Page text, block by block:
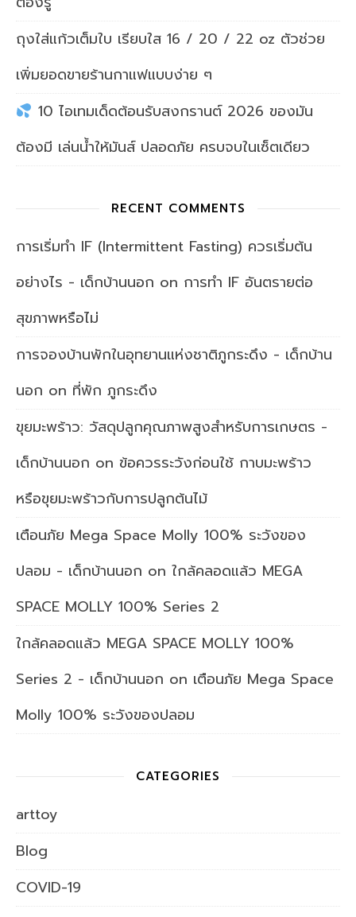
ถุงใส่แก้วเต็มใบ เรียบใส 16 / 20 / 22 oz ตัวช่วย
เพิ่มยอดขายร้านกาแฟแบบง่าย ๆ
10 ไอเทมเด็ดต้อนรับสงกรานต์ 2026 ของมัน
ต้องมี เล่นน้ำให้มันส์ ปลอดภัย ครบจบในเซ็ตเดียว
RECENT COMMENTS
การเริ่มทำ IF (Intermittent Fasting) ควรเริ่มต้น
อย่างไร - เด็กบ้านนอก on การทำ IF อันตรายต่อ
สุขภาพหรือไม่
การจองบ้านพักในอุทยานแห่งชาติภูกระดึง - เด็กบ้าน
นอก on ที่พัก ภูกระดึง
ขุยมะพร้าว: วัสดุปลูกคุณภาพสูงสำหรับการเกษตร -
เด็กบ้านนอก on ข้อควรระวังก่อนใช้ กาบมะพร้าว
หรือขุยมะพร้าวกับการปลูกต้นไม้
เตือนภัย Mega Space Molly 100% ระวังของ
ปลอม - เด็กบ้านนอก on ใกล้คลอดแล้ว MEGA
SPACE MOLLY 100% Series 2
ใกล้คลอดแล้ว MEGA SPACE MOLLY 100%
Series 2 - เด็กบ้านนอก on เตือนภัย Mega Space
Molly 100% ระวังของปลอม
CATEGORIES
arttoy
Blog
COVID-19